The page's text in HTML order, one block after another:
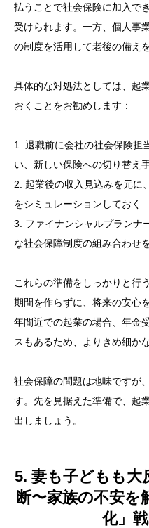
払うことで社会保険に加入で
受けられます。一方、個人事
の制度を活用して老後の備え
具体的な対処法としては、起
おくことをお勧めします：
1. 退職前に会社の社会保険担
い、新しい保険への切り替え
2. 起業後の収入見込みを元に
をシミュレーションしておく
3. ファイナンシャルプランナ
な社会保障制度の組み合わせ
これらの準備をしっかりと行
期間を作らずに、将来の安心
年間近での起業の場合、年金
スもあるため、よりきめ細か
社会保障の問題は地味ですが
す。先を見据えた準備で、起
出しましょう。
5. 妻も子どもも大
断〜家族の不安を
化」